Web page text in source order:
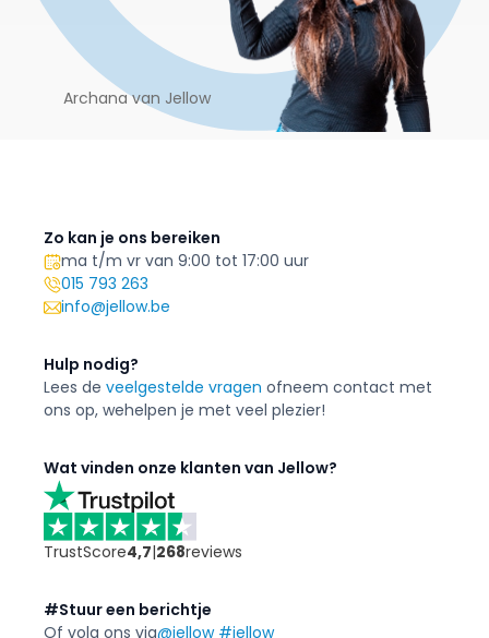
Archana van Jellow
Zo kan je ons bereiken
ma t/m vr van 9:00 tot 17:00 uur
015 793 263
info@jellow.be
Hulp nodig?
Lees de veelgestelde vragen ofneem contact met
ons op, wehelpen je met veel plezier!
Wat vinden onze klanten van Jellow?
TrustScore4,7|268reviews
#Stuur een berichtje
Of volg ons via@jellow #jellow